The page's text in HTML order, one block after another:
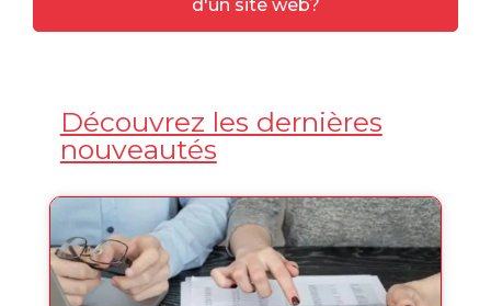
d'un site web?
Découvrez les dernières
nouveautés